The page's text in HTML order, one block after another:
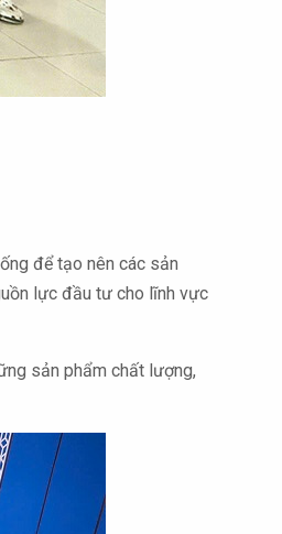
để tạo nên các sản
lực đầu tư cho lĩnh vực
sản phẩm chất lượng,